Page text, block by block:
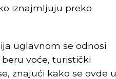
iznajmljuju preko
uglavnom se odnosi
voće, turistički
znajući kako se ovde u